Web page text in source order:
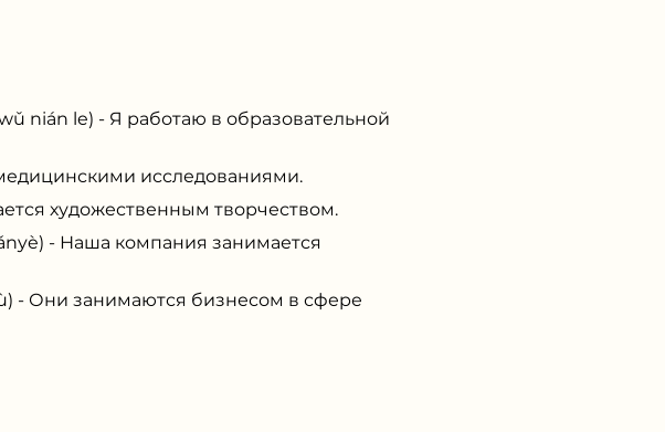
nián le) - Я работаю в образовательной
исследованиями.
художественным творчеством.
- Наша компания занимается
- Они занимаются бизнесом в сфере